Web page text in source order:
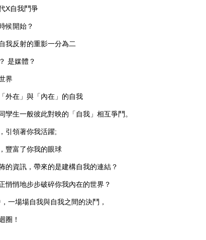
X自我鬥爭
候開始？
我反射的重影一分為二
是媒體？
界
外在」與「內在」的自我
孿生一般彼此對映的「自我」相互爭鬥。
引領著你我活躍;
豐富了你我的眼球
的資訊，帶來的是建構自我的連結？
悄悄地步步破碎你我內在的世界？
一場場自我與自我之間的決鬥，
圈！